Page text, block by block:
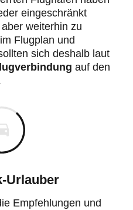
eingeschränkt
weiterhin zu
Flugplan und
sich deshalb laut
auf den
Urlauber
Empfehlungen und